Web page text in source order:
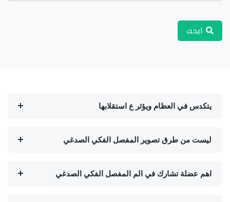
ابحث
يتكدس في العظام ويؤثر ع استقلابها
ليست من طرق تصوير المفصل الفكي الصدغي
اهم عضلة تشارك في الم المفصل الفكي الصدغي